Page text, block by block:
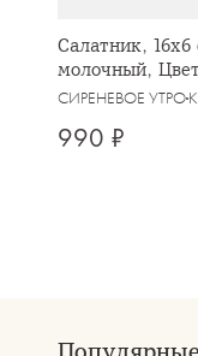
Салатник,
молочный,
СИРЕНЕВОЕ УТРО
990 ₽